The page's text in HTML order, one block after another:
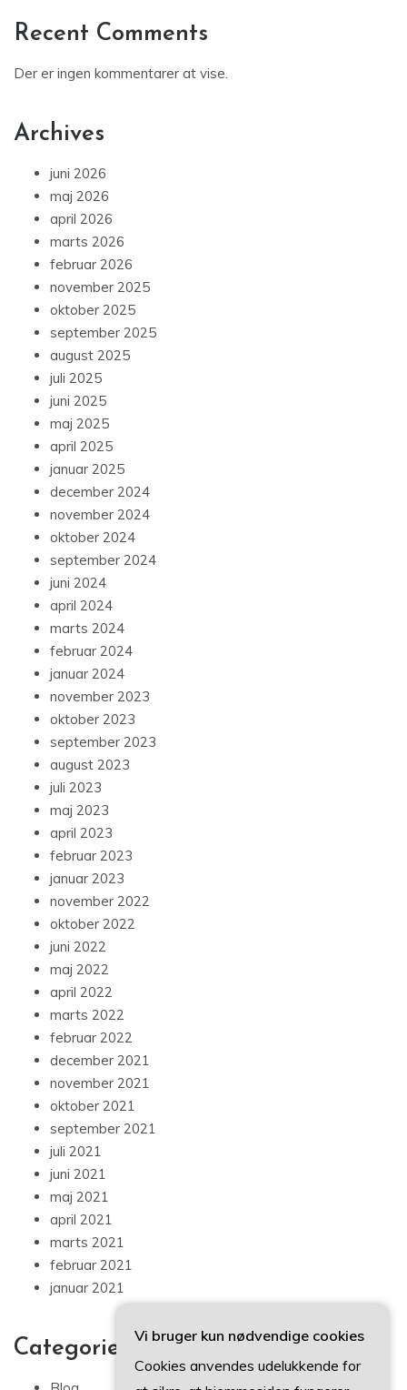
Recent Comments
Der er ingen kommentarer at vise.
Archives
juni 2026
maj 2026
april 2026
marts 2026
februar 2026
november 2025
oktober 2025
september 2025
august 2025
juli 2025
juni 2025
maj 2025
april 2025
januar 2025
december 2024
november 2024
oktober 2024
september 2024
juni 2024
april 2024
marts 2024
februar 2024
januar 2024
november 2023
oktober 2023
september 2023
august 2023
juli 2023
maj 2023
april 2023
februar 2023
januar 2023
november 2022
oktober 2022
juni 2022
maj 2022
april 2022
marts 2022
februar 2022
december 2021
november 2021
oktober 2021
september 2021
juli 2021
juni 2021
maj 2021
april 2021
marts 2021
februar 2021
januar 2021
Categories
Vi bruger kun nødvendige cookies
Cookies anvendes udelukkende for